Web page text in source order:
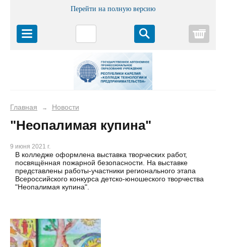
Перейти на полную версию
Главная → Новости
"Неопалимая купина"
9 июня 2021 г.
В колледже оформлена выставка творческих работ,
посвящённая пожарной безопасности. На выставке
представлены работы-участники регионального этапа
Всероссийского конкурса детско-юношеского творчества
"Неопалимая купина".